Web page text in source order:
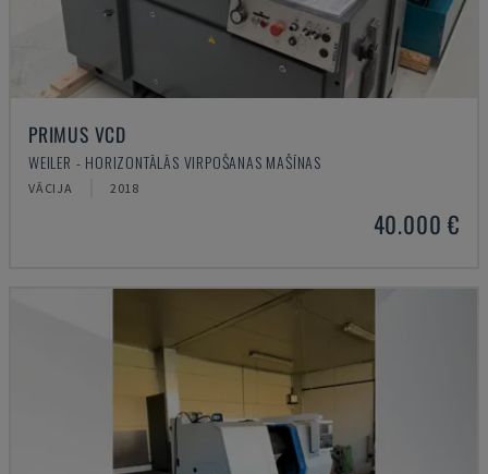
PRIMUS VCD
WEILER - HORIZONTĀLĀS VIRPOŠANAS MAŠĪNAS
VĀCIJA 2018
40.000 €